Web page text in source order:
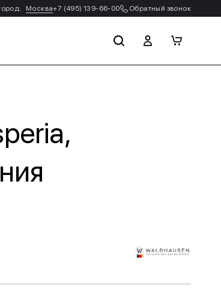
Москва+7 (495) 139-66-00 Обратный звонок